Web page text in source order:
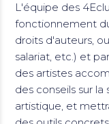
L'équipe des
fonctionnement
droits d'auteurs,
salariat, etc.) et
des artistes
des conseils sur
artistique, et